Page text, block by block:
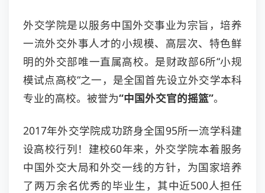
外交学院是以服务中国外交事业为宗旨，培养
一流外交外事人才的小规模、高层次、特色鲜
明的外交部唯一直属高校。是财政部6所“小规
模试点高校“之一，是全国首先设立外交学本科
专业的高校。被誉为“中国外交官的摇篮”。
2017年外交学院成功跻身全国95所一流学科建
设高校行列！建校60年来，外交学院本着服务
中国外交大局和外交一线的方针，为国家培养
了两万余名优秀的毕业生，其中近500人担任